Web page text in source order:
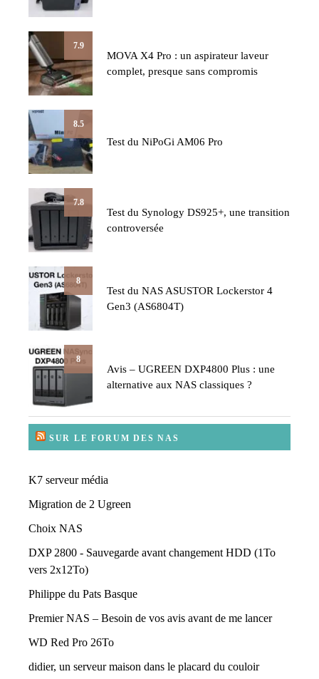
7.9
MOVA X4 Pro : un aspirateur laveur
complet, presque sans compromis
8.5
Test du NiPoGi AM06 Pro
7.8
Test du Synology DS925+, une transition
controversée
8
Test du NAS ASUSTOR Lockerstor 4
Gen3 (AS6804T)
8
Avis – UGREEN DXP4800 Plus : une
alternative aux NAS classiques ?
SUR LE FORUM DES NAS
K7 serveur média
Migration de 2 Ugreen
Choix NAS
DXP 2800 - Sauvegarde avant changement HDD (1To
vers 2x12To)
Philippe du Pats Basque
Premier NAS – Besoin de vos avis avant de me lancer
WD Red Pro 26To
didier, un serveur maison dans le placard du couloir